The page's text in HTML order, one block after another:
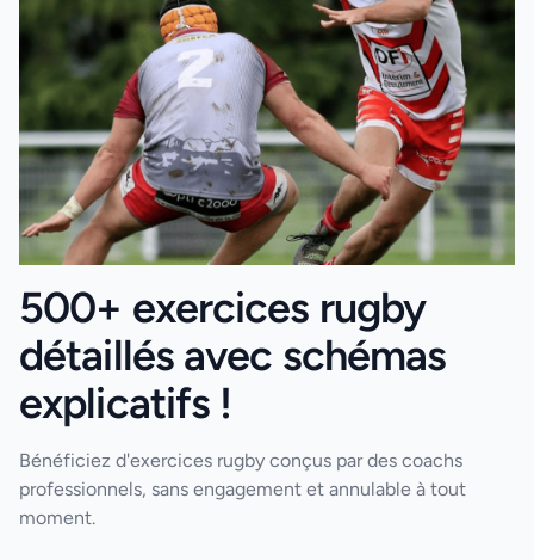
500+ exercices rugby
détaillés avec schémas
explicatifs !
Bénéficiez d'exercices rugby conçus par des coachs
professionnels, sans engagement et annulable à tout
moment.